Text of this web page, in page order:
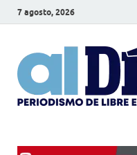
7 agosto, 2026